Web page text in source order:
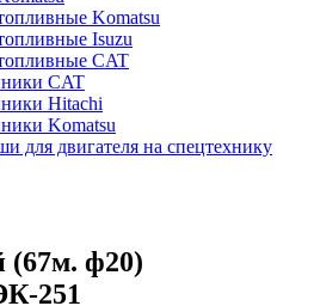
Komatsu
Isuzu
CAT
CAT
Hitachi
Komatsu
для двигателя на спецтехнику
(67м. ф20)
251